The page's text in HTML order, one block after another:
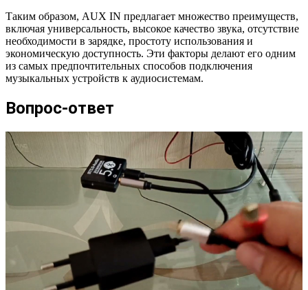
Таким образом, AUX IN предлагает множество преимуществ,
включая универсальность, высокое качество звука, отсутствие
необходимости в зарядке, простоту использования и
экономическую доступность. Эти факторы делают его одним
из самых предпочтительных способов подключения
музыкальных устройств к аудиосистемам.
Вопрос-ответ